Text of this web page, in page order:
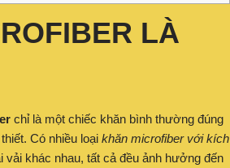
LÀ
chỉ là một chiếc khăn bình thường đúng
Có nhiều loại khăn microfiber với kích
vải khác nhau, tất cả đều ảnh hưởng đến